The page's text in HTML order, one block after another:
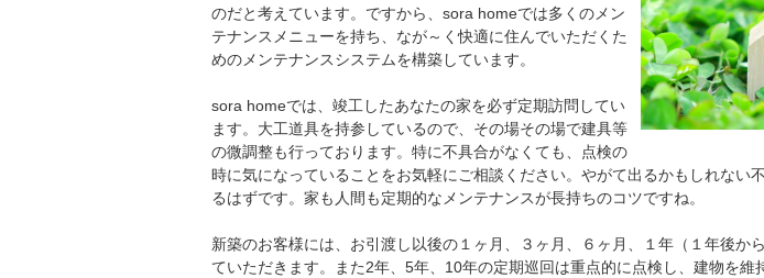
のだと考えています。ですから、sora homeでは多くのメン
テナンスメニューを持ち、なが～く快適に住んでいただくた
めのメンテナンスシステムを構築しています。
sora homeでは、竣工したあなたの家を必ず定期訪問してい
ます。大工道具を持参しているので、その場その場で建具等
の微調整も行っております。特に不具合がなくても、点検の
時に気になっていることをお気軽にご相談ください。やがて出るかもしれない
るはずです。家も人間も定期的なメンテナンスが長持ちのコツですね。
新築のお客様には、お引渡し以後の１ヶ月、３ヶ月、６ヶ月、１年（１年後か
ていただきます。また2年、5年、10年の定期巡回は重点的に点検し、建物を維